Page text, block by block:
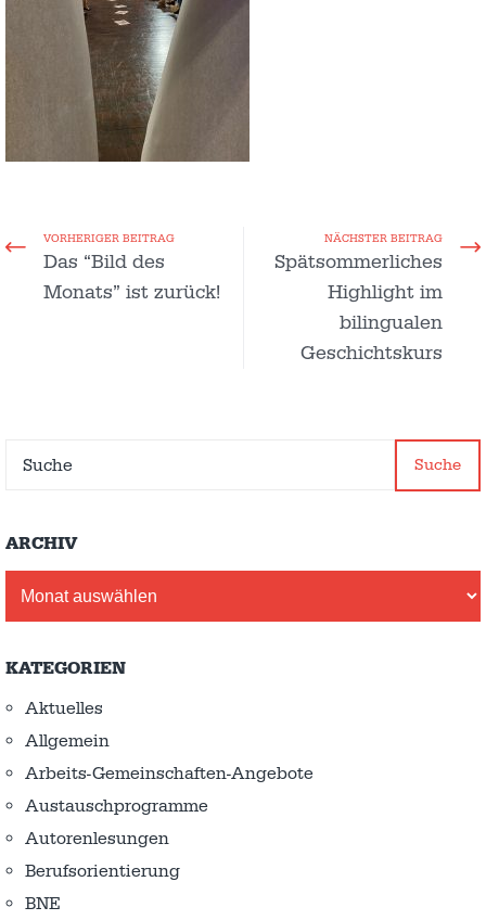
VORHERIGER BEITRAG
Das “Bild des
Monats” ist zurück!
NÄCHSTER BEITRAG
Spätsommerliches
Highlight im
bilingualen
Geschichtskurs
Suche
ARCHIV
KATEGORIEN
Aktuelles
Allgemein
Arbeits-Gemeinschaften-Angebote
Austausch­programme
Autorenlesungen
Berufsorientierung
BNE